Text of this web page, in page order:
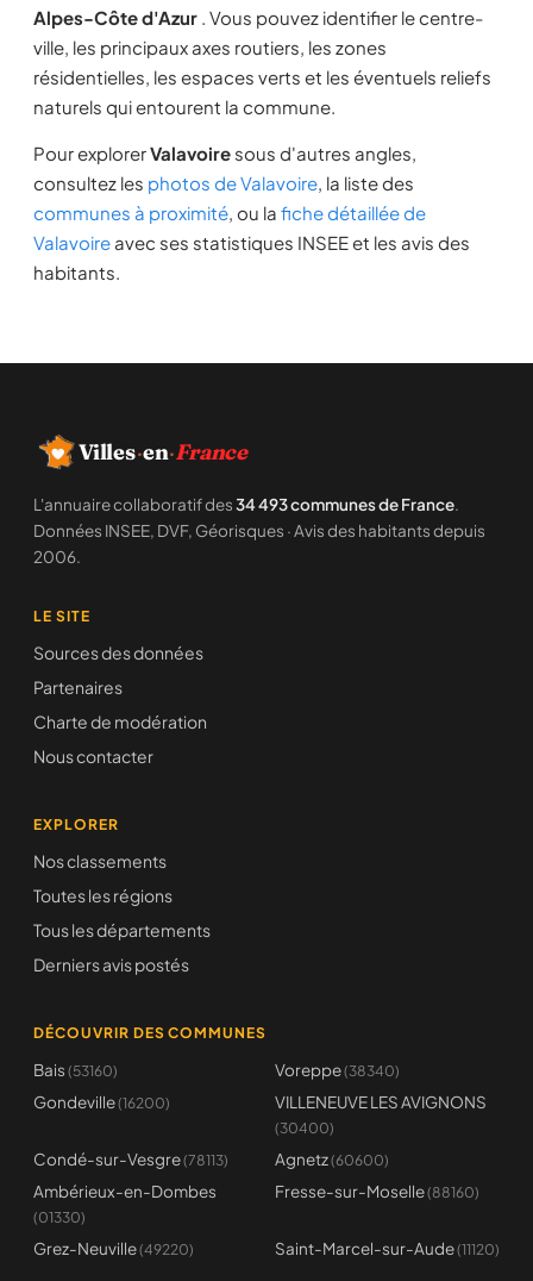
Alpes-Côte d'Azur . Vous pouvez identifier le centre-
ville, les principaux axes routiers, les zones
résidentielles, les espaces verts et les éventuels reliefs
naturels qui entourent la commune.
Pour explorerValavoire sous d'autres angles,
consultez les photos de Valavoire, la liste des
communes à proximité, ou la fiche détaillée de
Valavoire avec ses statistiques INSEE et les avis des
habitants.
Villes·en·France
L'annuaire collaboratif des34 493 communes de France.
Données INSEE, DVF, Géorisques · Avis des habitants depuis
2006.
LE SITE
Sources des données
Partenaires
Charte de modération
Nous contacter
EXPLORER
Nos classements
Toutes les régions
Tous les départements
Derniers avis postés
DÉCOUVRIR DES COMMUNES
Bais (53160) Voreppe(38340)
Gondeville(16200) VILLENEUVE LES AVIGNONS
(30400)
Condé-sur-Vesgre(78113) Agnetz(60600)
Ambérieux-en-Dombes
(01330)
Fresse-sur-Moselle(88160)
Grez-Neuville(49220) Saint-Marcel-sur-Aude(11120)